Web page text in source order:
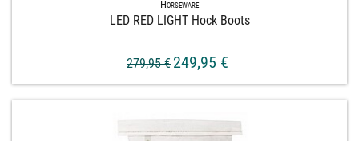
Horseware
LED RED LIGHT Hock Boots
279,95 € 249,95 €